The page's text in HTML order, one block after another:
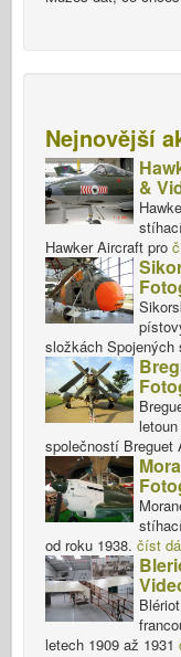
Nejnovější
&
Hawker Aircraft pro
složkách Spojených
společností Breguet
od roku 1938. číst
letech 1909 až 1931